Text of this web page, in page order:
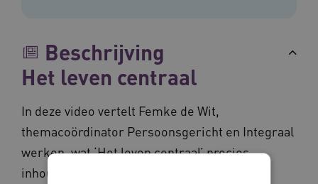
Beschrijving
Het leven centraal
In deze video vertelt Femke de Wit,
themacoördinator Persoonsgericht en Integraal
werken, wat ‘Het leven centraal’ precies
inhoudt.